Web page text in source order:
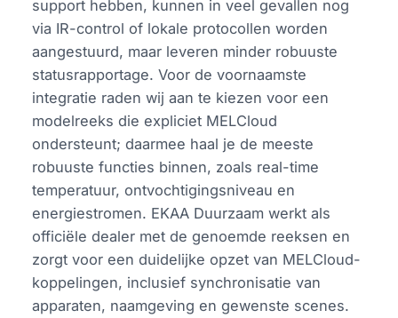
support hebben, kunnen in veel gevallen nog
via IR-control of lokale protocollen worden
aangestuurd, maar leveren minder robuuste
statusrapportage. Voor de voornaamste
integratie raden wij aan te kiezen voor een
modelreeks die expliciet MELCloud
ondersteunt; daarmee haal je de meeste
robuuste functies binnen, zoals real-time
temperatuur, ontvochtigingsniveau en
energiestromen. EKAA Duurzaam werkt als
officiële dealer met de genoemde reeksen en
zorgt voor een duidelijke opzet van MELCloud-
koppelingen, inclusief synchronisatie van
apparaten, naamgeving en gewenste scenes.